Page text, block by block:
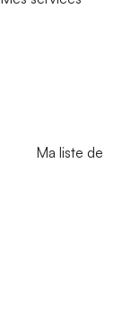
Ma liste de